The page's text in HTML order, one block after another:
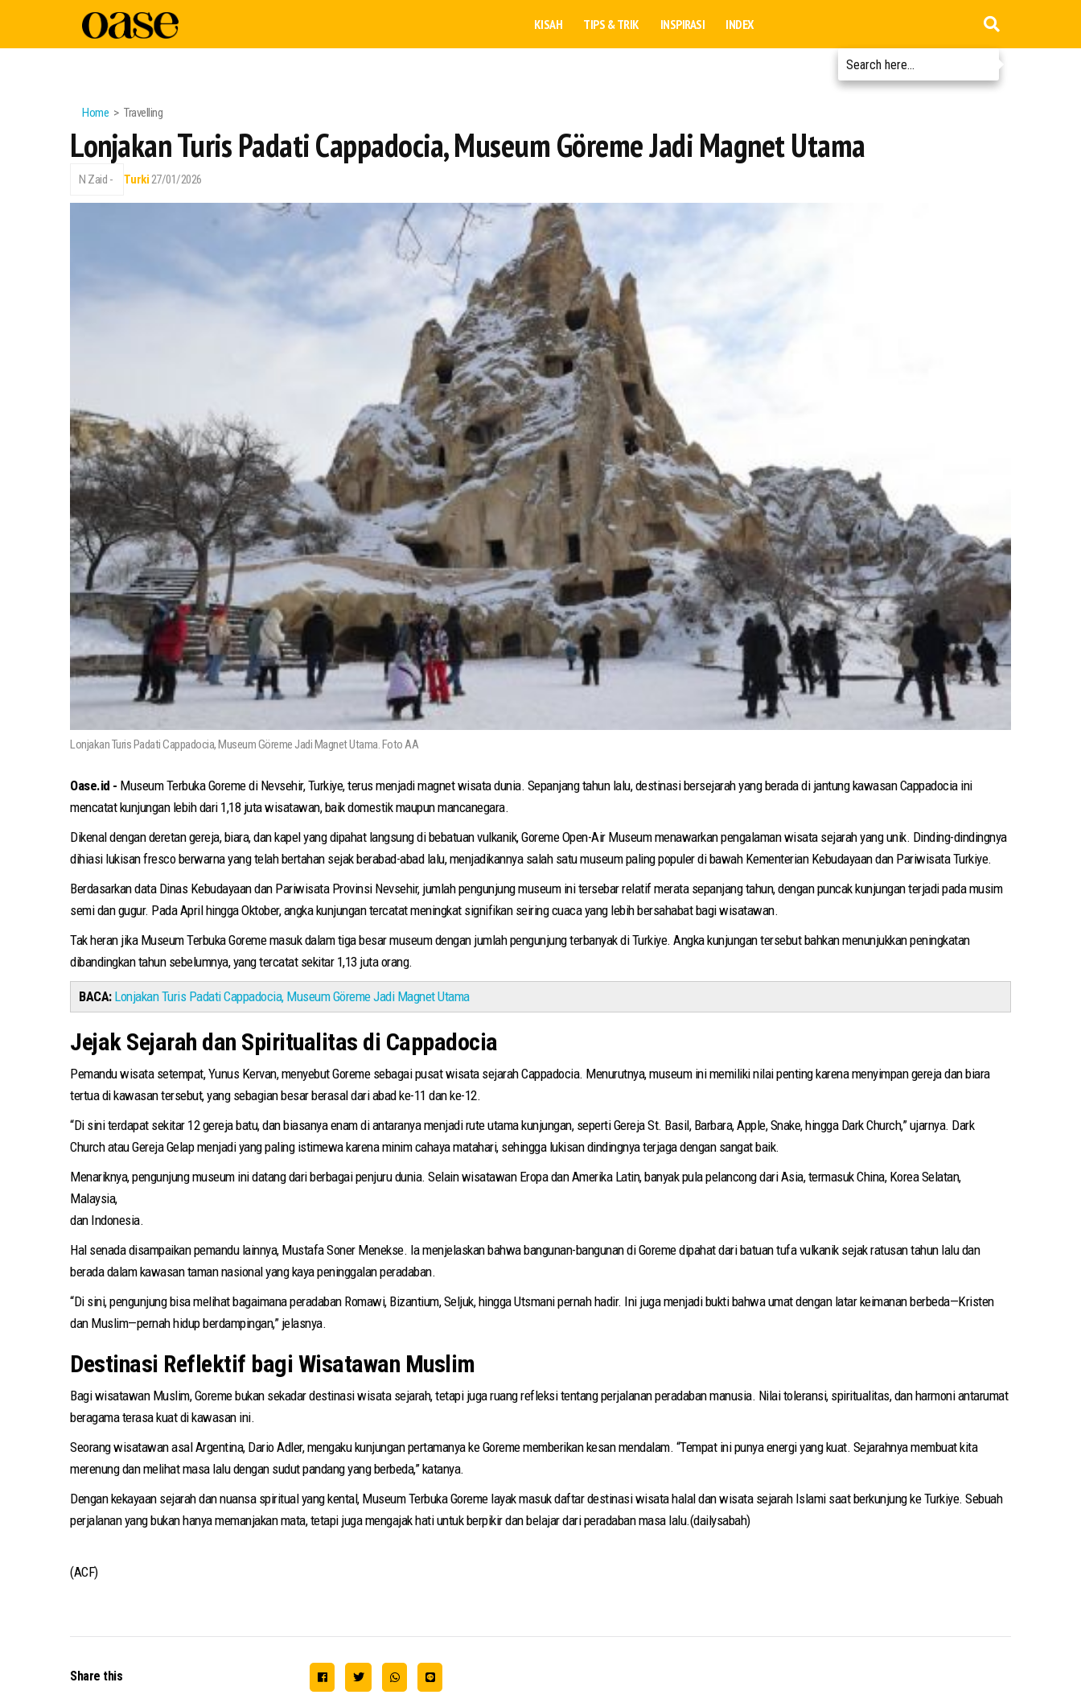
KISAH TIPS & TRIK INSPIRASI INDEX
Home Travelling
Lonjakan Turis Padati Cappadocia, Museum Göreme Jadi Magnet Utama
N Zaid - Turki27/01/2026
Lonjakan Turis Padati Cappadocia, Museum Göreme Jadi Magnet Utama. Foto AA
Oase.id - Museum Terbuka Goreme di Nevsehir, Turkiye, terus menjadi magnet wisata dunia. Sepanjang tahun lalu, destinasi bersejarah yang berada di jantung kawasan Cappadocia ini
mencatat kunjungan lebih dari 1,18 juta wisatawan, baik domestik maupun mancanegara.
Dikenal dengan deretan gereja, biara, dan kapel yang dipahat langsung di bebatuan vulkanik, Goreme Open-Air Museum menawarkan pengalaman wisata sejarah yang unik. Dinding-dindingnya
dihiasi lukisan fresco berwarna yang telah bertahan sejak berabad-abad lalu, menjadikannya salah satu museum paling populer di bawah Kementerian Kebudayaan dan Pariwisata Turkiye.
Berdasarkan data Dinas Kebudayaan dan Pariwisata Provinsi Nevsehir, jumlah pengunjung museum ini tersebar relatif merata sepanjang tahun, dengan puncak kunjungan terjadi pada musim
semi dan gugur. Pada April hingga Oktober, angka kunjungan tercatat meningkat signifikan seiring cuaca yang lebih bersahabat bagi wisatawan.
Tak heran jika Museum Terbuka Goreme masuk dalam tiga besar museum dengan jumlah pengunjung terbanyak di Turkiye. Angka kunjungan tersebut bahkan menunjukkan peningkatan
dibandingkan tahun sebelumnya, yang tercatat sekitar 1,13 juta orang.
BACA:Lonjakan Turis Padati Cappadocia, Museum Göreme Jadi Magnet Utama
Jejak Sejarah dan Spiritualitas di Cappadocia
Pemandu wisata setempat, Yunus Kervan, menyebut Goreme sebagai pusat wisata sejarah Cappadocia. Menurutnya, museum ini memiliki nilai penting karena menyimpan gereja dan biara
tertua di kawasan tersebut, yang sebagian besar berasal dari abad ke-11 dan ke-12.
“Di sini terdapat sekitar 12 gereja batu, dan biasanya enam di antaranya menjadi rute utama kunjungan, seperti Gereja St. Basil, Barbara, Apple, Snake, hingga Dark Church,” ujarnya. Dark
Church atau Gereja Gelap menjadi yang paling istimewa karena minim cahaya matahari, sehingga lukisan dindingnya terjaga dengan sangat baik.
Menariknya, pengunjung museum ini datang dari berbagai penjuru dunia. Selain wisatawan Eropa dan Amerika Latin, banyak pula pelancong dari Asia, termasuk China, Korea Selatan,
Malaysia,
dan Indonesia.
Hal senada disampaikan pemandu lainnya, Mustafa Soner Menekse. Ia menjelaskan bahwa bangunan-bangunan di Goreme dipahat dari batuan tufa vulkanik sejak ratusan tahun lalu dan
berada dalam kawasan taman nasional yang kaya peninggalan peradaban.
“Di sini, pengunjung bisa melihat bagaimana peradaban Romawi, Bizantium, Seljuk, hingga Utsmani pernah hadir. Ini juga menjadi bukti bahwa umat dengan latar keimanan berbeda—Kristen
dan Muslim—pernah hidup berdampingan,” jelasnya.
Destinasi Reflektif bagi Wisatawan Muslim
Bagi wisatawan Muslim, Goreme bukan sekadar destinasi wisata sejarah, tetapi juga ruang refleksi tentang perjalanan peradaban manusia. Nilai toleransi, spiritualitas, dan harmoni antarumat
beragama terasa kuat di kawasan ini.
Seorang wisatawan asal Argentina, Dario Adler, mengaku kunjungan pertamanya ke Goreme memberikan kesan mendalam. “Tempat ini punya energi yang kuat. Sejarahnya membuat kita
merenung dan melihat masa lalu dengan sudut pandang yang berbeda,” katanya.
Dengan kekayaan sejarah dan nuansa spiritual yang kental, Museum Terbuka Goreme layak masuk daftar destinasi wisata halal dan wisata sejarah Islami saat berkunjung ke Turkiye. Sebuah
perjalanan yang bukan hanya memanjakan mata, tetapi juga mengajak hati untuk berpikir dan belajar dari peradaban masa lalu.(dailysabah)
(ACF)
Share this